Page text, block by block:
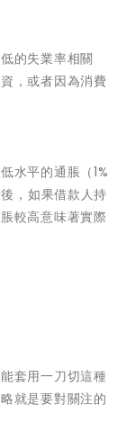
的失業率相關
，或者因為消費
水平的通脹（1%
，如果借款人持
較高意味著實際
套用一刀切這種
就是要對關注的